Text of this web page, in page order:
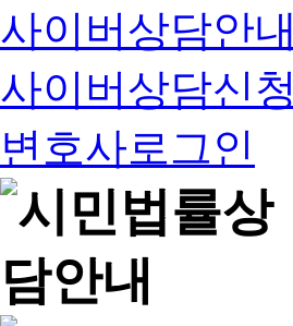
사이버상담안내
사이버상담신청
변호사로그인